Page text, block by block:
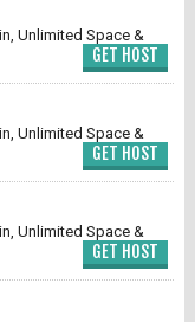
Unlimited Space &
GET HOST
Unlimited Space &
GET HOST
Unlimited Space &
GET HOST